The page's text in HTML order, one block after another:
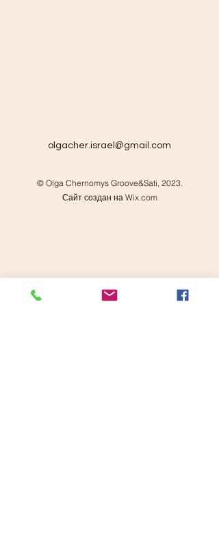
olgacher.israel@gmail.com
© Olga Chernomys Groove&Sati, 2023.
Сайт создан на Wix.com